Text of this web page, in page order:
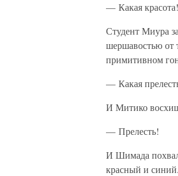
— Какая красота!
Студент Миура
шершавостью от
примитивном
— Какая
И Митико
— Прелесть!
И Шимада
красный и